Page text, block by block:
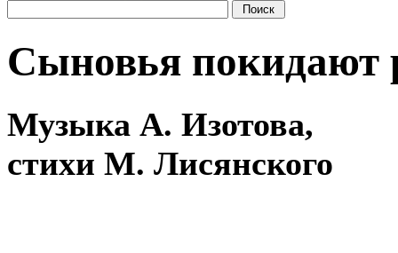
Сыновья покидают
Музыка А. Изотова,
стихи М. Лисянского